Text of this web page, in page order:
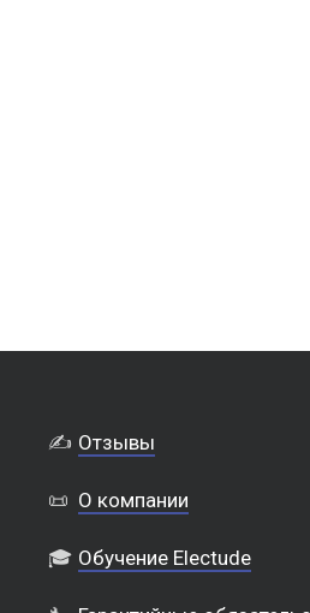
✍️ Отзывы
📜 О компании
🎓 Обучение Electude